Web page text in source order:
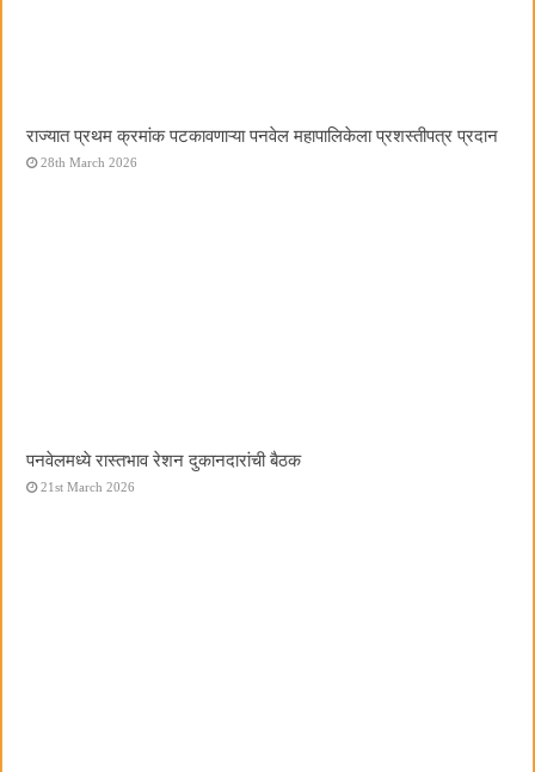
राज्यात प्रथम क्रमांक पटकावणाऱ्या पनवेल महापालिकेला प्रशस्तीपत्र प्रदान
28th March 2026
पनवेलमध्ये रास्तभाव रेशन दुकानदारांची बैठक
21st March 2026